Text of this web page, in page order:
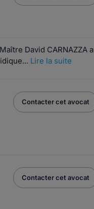
David CARNAZZA a
Lire la suite
Contacter cet avocat
Contacter cet avocat